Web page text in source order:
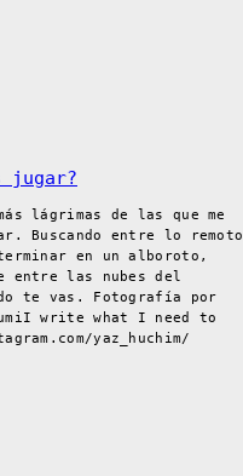
jugar?
lágrimas de las que me
Buscando entre lo remoto
en un alboroto,
entre las nubes del
te vas. Fotografía por
write what I need to
yaz_huchim/